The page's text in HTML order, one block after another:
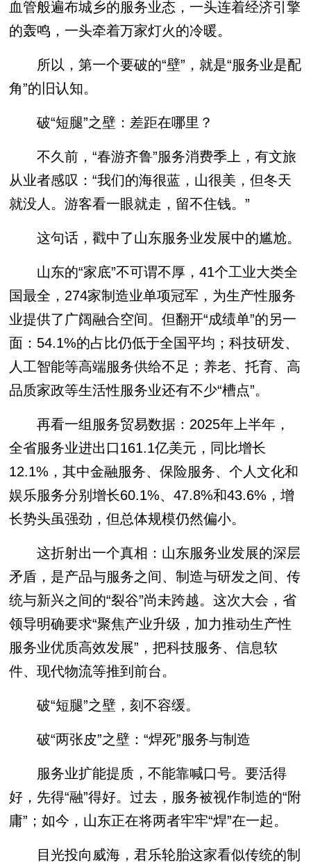
血管般遍布城乡的服务业态，一头连着经济引擎
的轰鸣，一头牵着万家灯火的冷暖。
所以，第一个要破的“壁”，就是“服务业是配
角”的旧认知。
破“短腿”之壁：差距在哪里？
不久前，“春游齐鲁”服务消费季上，有文旅
从业者感叹：“我们的海很蓝，山很美，但冬天
就没人。游客看一眼就走，留不住钱。”
这句话，戳中了山东服务业发展中的尴尬。
山东的“家底”不可谓不厚，41个工业大类全
国最全，274家制造业单项冠军，为生产性服务
业提供了广阔融合空间。但翻开“成绩单”的另一
面：54.1%的占比仍低于全国平均；科技研发、
人工智能等高端服务供给不足；养老、托育、高
品质家政等生活性服务业还有不少“槽点”。
再看一组服务贸易数据：2025年上半年，
全省服务业进出口161.1亿美元，同比增长
12.1%，其中金融服务、保险服务、个人文化和
娱乐服务分别增长60.1%、47.8%和43.6%，增
长势头虽强劲，但总体规模仍然偏小。
这折射出一个真相：山东服务业发展的深层
矛盾，是产品与服务之间、制造与研发之间、传
统与新兴之间的“裂谷”尚未跨越。这次大会，省
领导明确要求“聚焦产业升级，加力推动生产性
服务业优质高效发展”，把科技服务、信息软
件、现代物流等推到前台。
破“短腿”之壁，刻不容缓。
破“两张皮”之壁：“焊死”服务与制造
服务业扩能提质，不能靠喊口号。要活得
好，先得“融”得好。过去，服务被视作制造的“附
庸”；如今，山东正在将两者牢牢“焊”在一起。
目光投向威海，君乐轮胎这家看似传统的制